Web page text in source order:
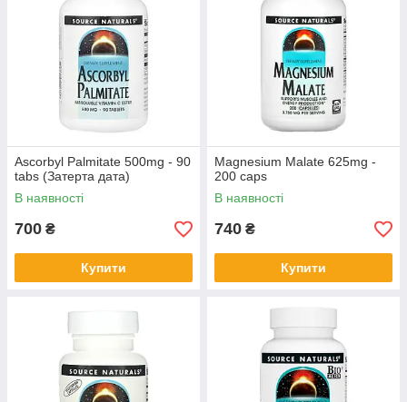
Ascorbyl Palmitate 500mg - 90
tabs (Затерта дата)
В наявності
700 ₴
Купити
Magnesium Malate 625mg -
200 caps
В наявності
740 ₴
Купити